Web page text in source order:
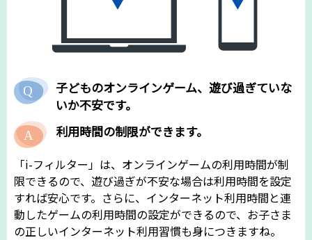
子どものオンラインゲーム、遊び過ぎていな
いか不安です。
利用時間の制限ができます。
「i-フィルター」は、オンラインゲームの利用時間が制
限できるので、遊び過ぎが不安な場合は利用時間を設定
すれば安心です。さらに、インターネット利用時間と連
動したゲームの利用時間の設定ができるので、お子さま
の正しいインターネット利用習慣も身につきますね。